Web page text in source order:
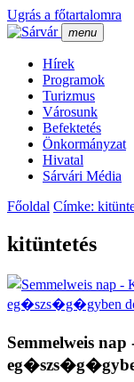
Ugrás a főtartalomra
menu
Hí­rek
Programok
Turizmus
Városunk
Befektetés
Önkormányzat
Hivatal
Sárvári Média
Főoldal Címke:
kitüntetés
Semmelweis